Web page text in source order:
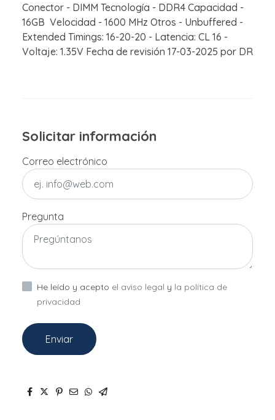
Conector - DIMM Tecnología - DDR4 Capacidad -
16GB Velocidad - 1600 MHz Otros - Unbuffered -
Extended Timings: 16-20-20 - Latencia: CL 16 -
Voltaje: 1.35V Fecha de revisión 17-03-2025 por DR
Solicitar información
Correo electrónico
Pregunta
He leído y acepto el aviso legal y la política de
privacidad
Enviar